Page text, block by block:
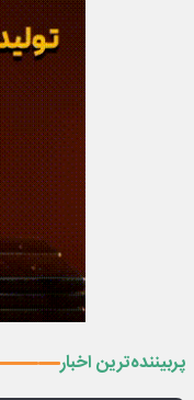
پربیننده‌ترین اخبار